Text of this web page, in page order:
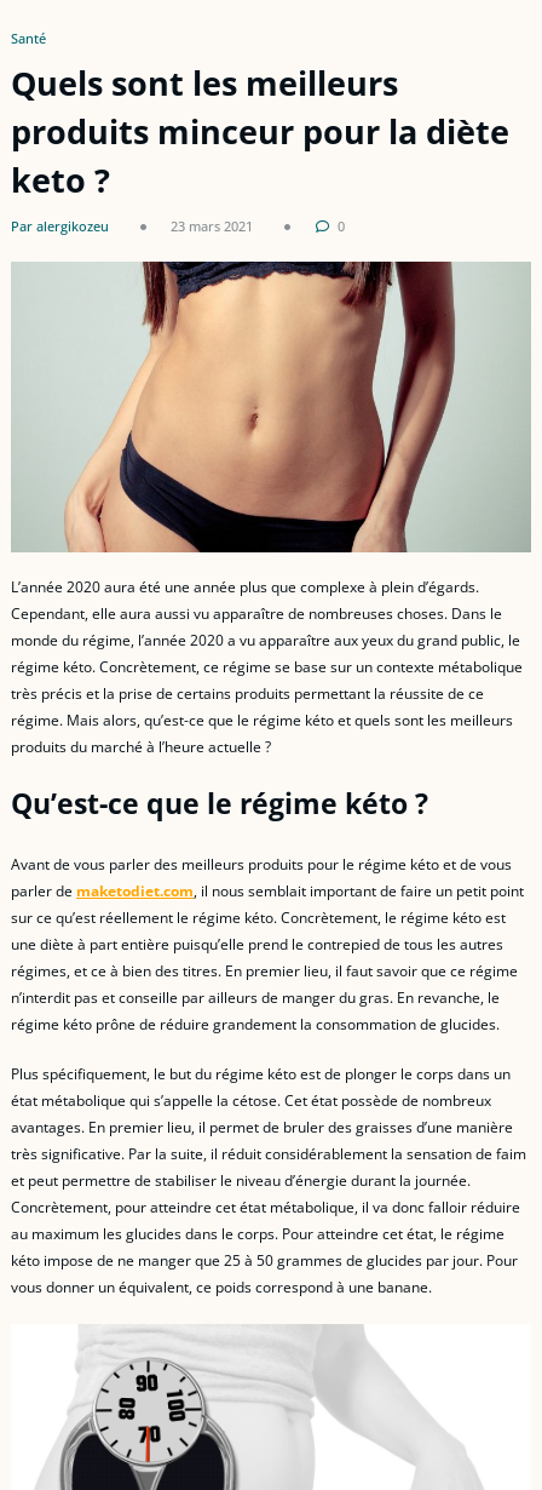
Santé
Quels sont les meilleurs
produits minceur pour la diète
keto ?
Par alergikozeu 23 mars 2021 0
L’année 2020 aura été une année plus que complexe à plein d’égards.
Cependant, elle aura aussi vu apparaître de nombreuses choses. Dans le
monde du régime, l’année 2020 a vu apparaître aux yeux du grand public, le
régime kéto. Concrètement, ce régime se base sur un contexte métabolique
très précis et la prise de certains produits permettant la réussite de ce
régime. Mais alors, qu’est-ce que le régime kéto et quels sont les meilleurs
produits du marché à l’heure actuelle ?
Qu’est-ce que le régime kéto ?
Avant de vous parler des meilleurs produits pour le régime kéto et de vous
parler de maketodiet.com, il nous semblait important de faire un petit point
sur ce qu’est réellement le régime kéto. Concrètement, le régime kéto est
une diète à part entière puisqu’elle prend le contrepied de tous les autres
régimes, et ce à bien des titres. En premier lieu, il faut savoir que ce régime
n’interdit pas et conseille par ailleurs de manger du gras. En revanche, le
régime kéto prône de réduire grandement la consommation de glucides.
Plus spécifiquement, le but du régime kéto est de plonger le corps dans un
état métabolique qui s’appelle la cétose. Cet état possède de nombreux
avantages. En premier lieu, il permet de bruler des graisses d’une manière
très significative. Par la suite, il réduit considérablement la sensation de faim
et peut permettre de stabiliser le niveau d’énergie durant la journée.
Concrètement, pour atteindre cet état métabolique, il va donc falloir réduire
au maximum les glucides dans le corps. Pour atteindre cet état, le régime
kéto impose de ne manger que 25 à 50 grammes de glucides par jour. Pour
vous donner un équivalent, ce poids correspond à une banane.